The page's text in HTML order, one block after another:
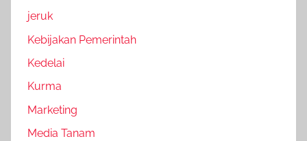
jeruk
Kebijakan Pemerintah
Kedelai
Kurma
Marketing
Media Tanam